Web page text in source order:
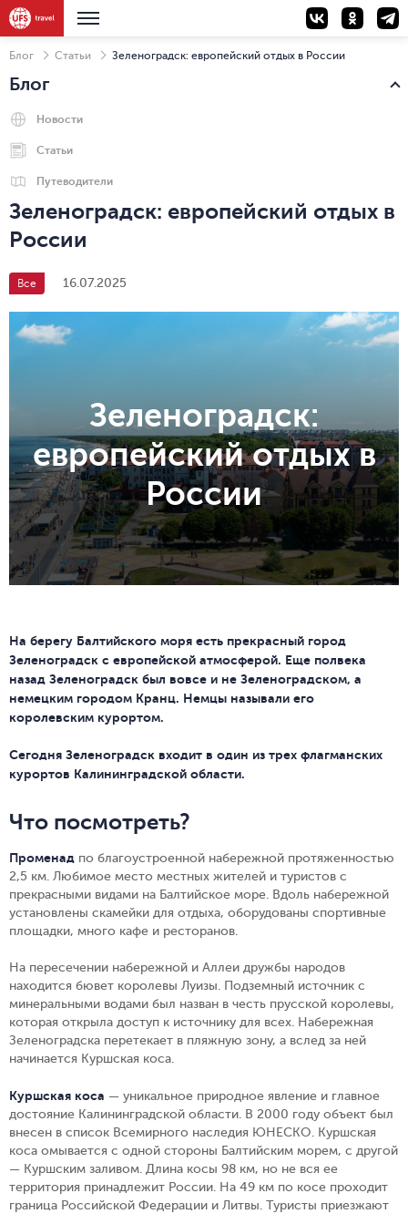
Блог Статьи Зеленоградск: европейский отдых в России
Блог
Новости
Статьи
Путеводители
Зеленоградск: европейский отдых в
России
Все 16.07.2025
Зеленоградск:
европейский отдых в
России
На берегу Балтийского моря есть прекрасный город
Зеленоградск с европейской атмосферой. Еще полвека
назад Зеленоградск был вовсе и не Зеленоградском, а
немецким городом Кранц. Немцы называли его
королевским курортом.
Сегодня Зеленоградск входит в один из трех флагманских
курортов Калининградской области.
Что посмотреть?
Променад по благоустроенной набережной протяженностью
2,5 км. Любимое место местных жителей и туристов с
прекрасными видами на Балтийское море. Вдоль набережной
установлены скамейки для отдыха, оборудованы спортивные
площадки, много кафе и ресторанов.
На пересечении набережной и Аллеи дружбы народов
находится бювет королевы Луизы. Подземный источник с
минеральными водами был назван в честь прусской королевы,
которая открыла доступ к источнику для всех. Набережная
Зеленоградска перетекает в пляжную зону, а вслед за ней
начинается Куршская коса.
Куршская коса — уникальное природное явление и главное
достояние Калининградской области. В 2000 году объект был
внесен в список Всемирного наследия ЮНЕСКО. Куршская
коса омывается с одной стороны Балтийским морем, с другой
— Куршским заливом. Длина косы 98 км, но не вся ее
территория принадлежит России. На 49 км по косе проходит
граница Российской Федерации и Литвы. Туристы приезжают